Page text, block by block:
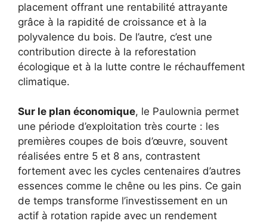
placement offrant une rentabilité attrayante
grâce à la rapidité de croissance et à la
polyvalence du bois. De l’autre, c’est une
contribution directe à la reforestation
écologique et à la lutte contre le réchauffement
climatique.
Sur le plan économique, le Paulownia permet
une période d’exploitation très courte : les
premières coupes de bois d’œuvre, souvent
réalisées entre 5 et 8 ans, contrastent
fortement avec les cycles centenaires d’autres
essences comme le chêne ou les pins. Ce gain
de temps transforme l’investissement en un
actif à rotation rapide avec un rendement